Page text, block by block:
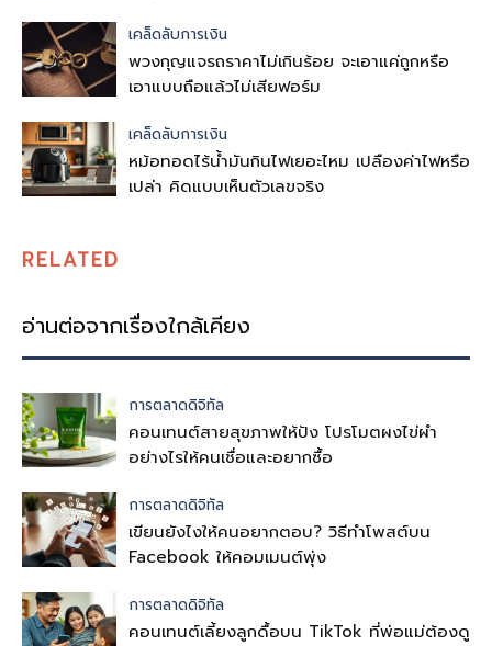
เคล็ดลับการเงิน
พวงกุญแจรถราคาไม่เกินร้อย จะเอาแค่ถูกหรือ
เอาแบบถือแล้วไม่เสียฟอร์ม
เคล็ดลับการเงิน
หม้อทอดไร้น้ำมันกินไฟเยอะไหม เปลืองค่าไฟหรือ
เปล่า คิดแบบเห็นตัวเลขจริง
RELATED
อ่านต่อจากเรื่องใกล้เคียง
การตลาดดิจิทัล
คอนเทนต์สายสุขภาพให้ปัง โปรโมตผงไข่ผำ
อย่างไรให้คนเชื่อและอยากซื้อ
การตลาดดิจิทัล
เขียนยังไงให้คนอยากตอบ? วิธีทำโพสต์บน
Facebook ให้คอมเมนต์พุ่ง
การตลาดดิจิทัล
คอนเทนต์เลี้ยงลูกดื้อบน TikTok ที่พ่อแม่ต้องดู